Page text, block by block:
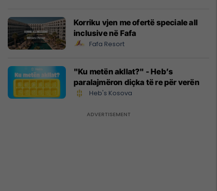
Korriku vjen me ofertë speciale all
inclusive në Fafa
Fafa Resort
"Ku metën akllat?" - Heb’s
paralajmëron diçka të re për verën
Heb's Kosova